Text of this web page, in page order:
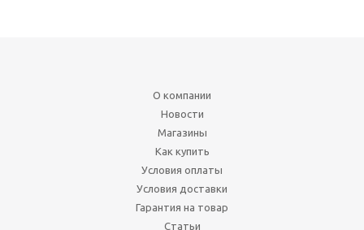
О компании
Новости
Магазины
Как купить
Условия оплаты
Условия доставки
Гарантия на товар
Статьи